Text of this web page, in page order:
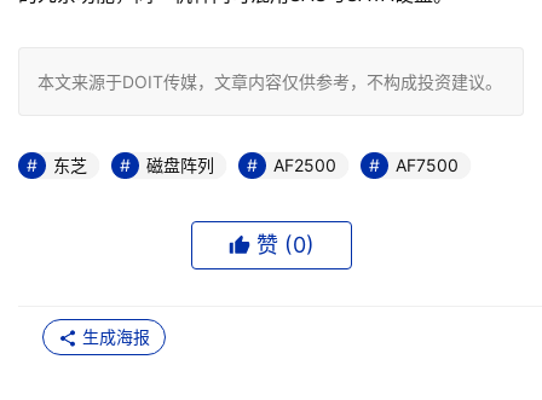
本文来源于DOIT传媒，文章内容仅供参考，不构成投资建议。
东芝 磁盘阵列 AF2500 AF7500
赞 (0)
生成海报